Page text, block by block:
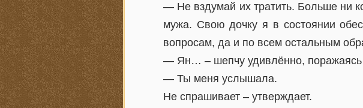
— Не вздумай их тратить. Больше ни
мужа. Свою дочку я в состоянии
вопросам, да и по всем остальным
— Ян… – шепчу удивлённо, поражаясь
— Ты меня услышала.
Не спрашивает – утверждает.